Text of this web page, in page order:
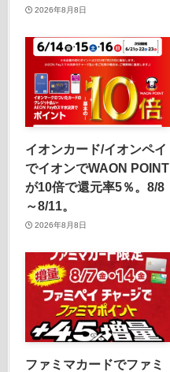
2026年8月8日
イオンカード/イオンペイ
でイオンでWAON POINT
が10倍で還元率5％。8/8
～8/11。
2026年8月8日
ファミマカードでファミ